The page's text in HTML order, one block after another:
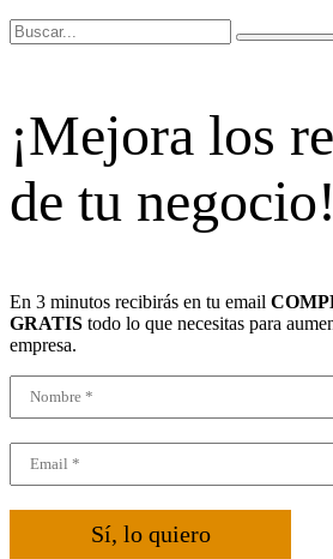
¡Mejora los
de tu negocio!
En 3 minutos recibirás en tu email
GRATIS todo lo que necesitas para
empresa.
Sí, lo quiero